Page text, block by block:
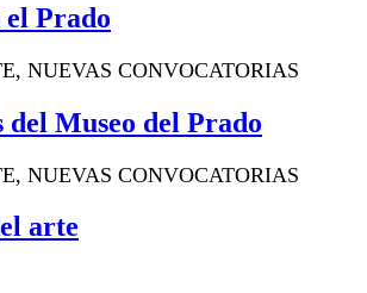
el Prado
NUEVAS CONVOCATORIAS
del Museo del Prado
NUEVAS CONVOCATORIAS
arte